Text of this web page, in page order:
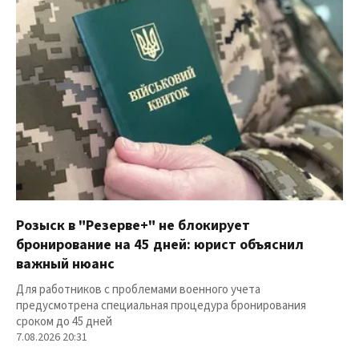
Розыск в "Резерве+" не блокирует
бронирование на 45 дней: юрист объяснил
важный нюанс
Для работников с проблемами военного учета
предусмотрена специальная процедура бронирования
сроком до 45 дней
7.08.2026 20:31